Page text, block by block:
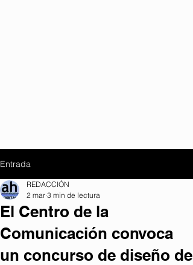
Entrada
El Centro de la
Comunicación convoca
un concurso de diseño de
REDACCIÓN
2 mar 3 min de lectura